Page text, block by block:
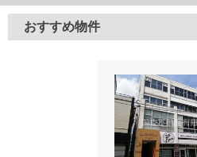
おすすめ物件